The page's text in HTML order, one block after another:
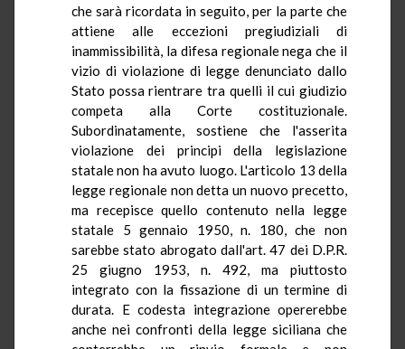
che sarà ricordata in seguito, per la parte che
attiene alle eccezioni pregiudiziali di
inammissibilità, la difesa regionale nega che il
vizio di violazione di legge denunciato dallo
Stato possa rientrare tra quelli il cui giudizio
competa alla Corte costituzionale.
Subordinatamente, sostiene che l'asserita
violazione dei principi della legislazione
statale non ha avuto luogo. L'articolo 13 della
legge regionale non detta un nuovo precetto,
ma recepisce quello contenuto nella legge
statale 5 gennaio 1950, n. 180, che non
sarebbe stato abrogato dall'art. 47 dei D.P.R.
25 giugno 1953, n. 492, ma piuttosto
integrato con la fissazione di un termine di
durata. E codesta integrazione opererebbe
anche nei confronti della legge siciliana che